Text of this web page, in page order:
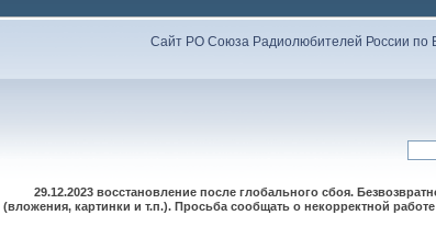
Сайт РО Союза Радиолюбителей России по
29.12.2023 восстановление после глобального сбоя.
(вложения, картинки и т.п.). Просьба сообщать о некорректной